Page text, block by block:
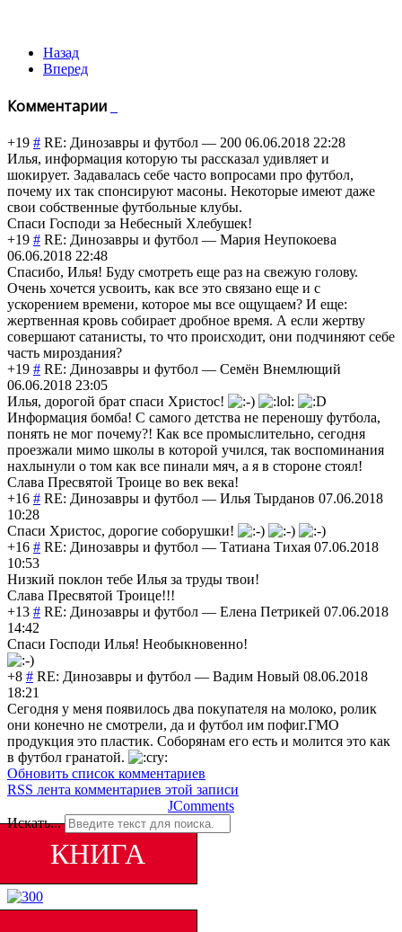
Назад
Вперед
Комментарии
+19 # RE: Динозавры и футбол — 200 06.06.2018 22:28
Илья, информация которую ты рассказал удивляет и
шокирует. Задавалась себе часто вопросами про футбол,
почему их так спонсируют масоны. Некоторые имеют даже
свои собственные футбольные клубы.
Спаси Господи за Небесный Хлебушек!
+19 # RE: Динозавры и футбол — Мария Неупокоева
06.06.2018 22:48
Спасибо, Илья! Буду смотреть еще раз на свежую голову.
Очень хочется усвоить, как все это связано еще и с
ускорением времени, которое мы все ощущаем? И еще:
жертвенная кровь собирает дробное время. А если жертву
совершают сатанисты, то что происходит, они подчиняют себе
часть мироздания?
+19 # RE: Динозавры и футбол — Семён Внемлющий
06.06.2018 23:05
Илья, дорогой брат спаси Христос!
Информация бомба! С самого детства не переношу футбола,
понять не мог почему?! Как все промыслительно, сегодня
проезжали мимо школы в которой учился, так воспоминания
нахлынули о том как все пинали мяч, а я в стороне стоял!
Слава Пресвятой Троице во век века!
+16 # RE: Динозавры и футбол — Илья Тырданов 07.06.2018
10:28
Спаси Христос, дорогие соборушки!
+16 # RE: Динозавры и футбол — Татиана Тихая 07.06.2018
10:53
Низкий поклон тебе Илья за труды твои!
Слава Пресвятой Троице!!!
+13 # RE: Динозавры и футбол — Елена Петрикей 07.06.2018
14:42
Спаси Господи Илья! Необыкновенно!
+8 # RE: Динозавры и футбол — Вадим Новый 08.06.2018
18:21
Сегодня у меня появилось два покупателя на молоко, ролик
они конечно не смотрели, да и футбол им пофиг.ГМО
продукция это пластик. Соборянам его есть и молится это как
в футбол гранатой.
Обновить список комментариев
RSS лента комментариев этой записи
JComments
Искать...
КНИГА